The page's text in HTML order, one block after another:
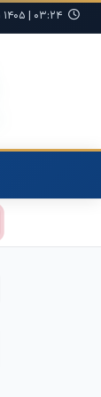
۰۳:۲۴ | ۱۴۰۵ مرداد ۱۶, جمعه